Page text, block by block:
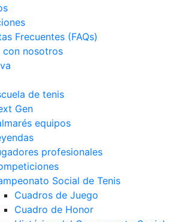
Frecuentes (FAQs)
con nosotros
de tenis
Gen
equipos
profesionales
Social de Tenis
Cuadros de Juego
Cuadro de Honor